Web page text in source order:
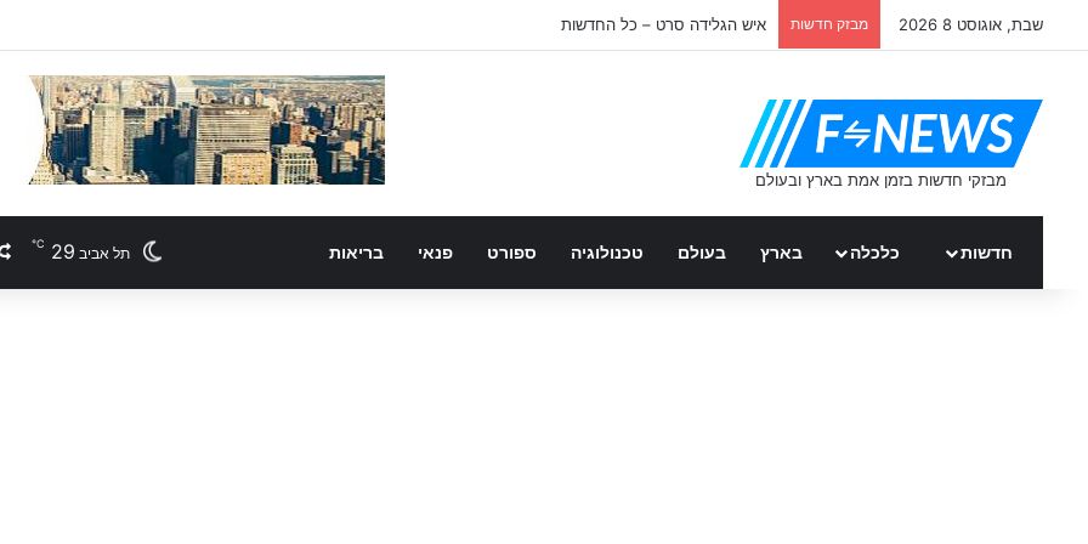
שבת, אוגוסט 8 2026 מבזק חדשות איש הגלידה סרט – כל החדשות
חדשות כלכלה בארץ בעולם טכנולוגיה ספורט פנאי בריאות תל אביב 29
℃